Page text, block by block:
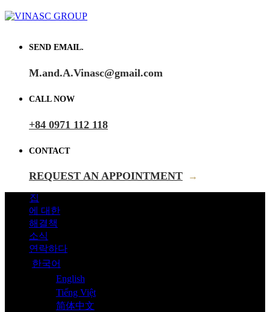
SEND EMAIL.
M.and.A.Vinasc@gmail.com
CALL NOW
+84 0971 112 118
CONTACT
REQUEST AN APPOINTMENT →
집
에 대한
해결책
소식
연락하다
한국어
English
Tiếng Việt
简体中文